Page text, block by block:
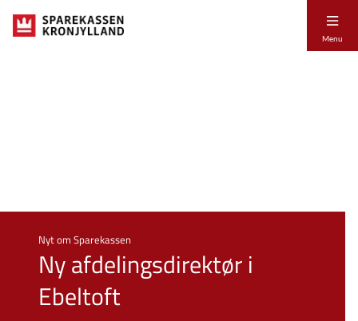
Menu
Nyt om Sparekassen
Ny afdelingsdirektør i
Ebeltoft